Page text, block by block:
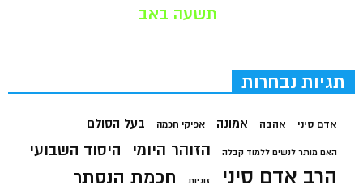
תשעה באב
תגיות נבחרות
אדם סיני אהבה אמונה אפיקי חכמה בעל הסולם
האם מותר לנשים ללמוד קבלה הזוהר היומי היסוד השבועי
הרב אדם סיני זוגיות חכמת הנסתר